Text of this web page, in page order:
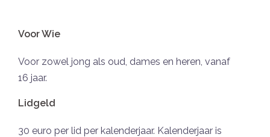
Voor Wie
Voor zowel jong als oud, dames en heren, vanaf
16 jaar.
Lidgeld
30 euro per lid per kalenderjaar. Kalenderjaar is